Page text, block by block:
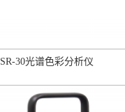
SR-30光谱色彩分析仪